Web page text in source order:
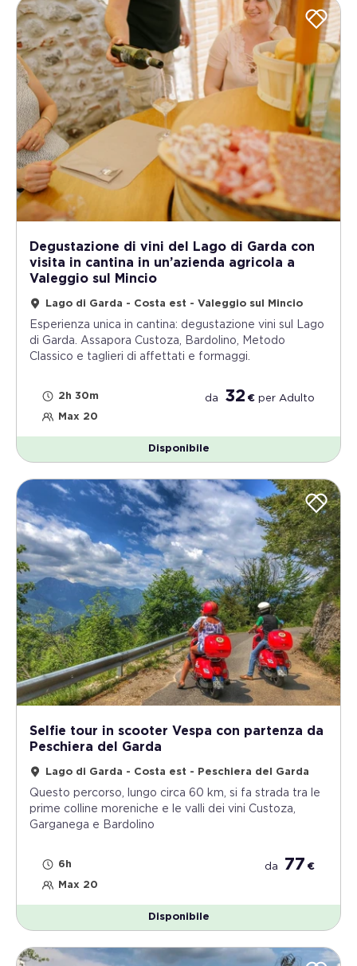
Degustazione di vini del Lago di Garda con
visita in cantina in un’azienda agricola a
Valeggio sul Mincio
Lago di Garda - Costa est - Valeggio sul Mincio
Esperienza unica in cantina: degustazione vini sul Lago
di Garda. Assapora Custoza, Bardolino, Metodo
Classico e taglieri di affettati e formaggi.
2h 30m
Max 20
da 32 € per Adulto
Disponibile
Selfie tour in scooter Vespa con partenza da
Peschiera del Garda
Lago di Garda - Costa est - Peschiera del Garda
Questo percorso, lungo circa 60 km, si fa strada tra le
prime colline moreniche e le valli dei vini Custoza,
Garganega e Bardolino
6h
Max 20
da 77 €
Disponibile